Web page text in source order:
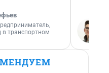
в транспортном